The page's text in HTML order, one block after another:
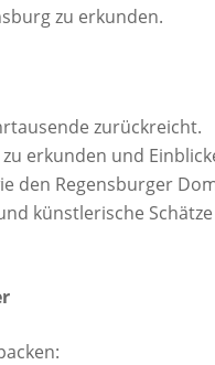
zu erkunden.
zurückreicht.
erkunden und
den Regensburger
künstlerische Schätze